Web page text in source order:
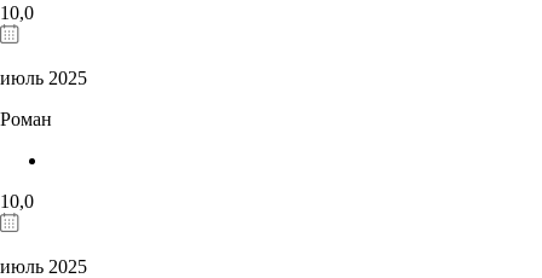
10,0
июль 2025
Роман
10,0
июль 2025